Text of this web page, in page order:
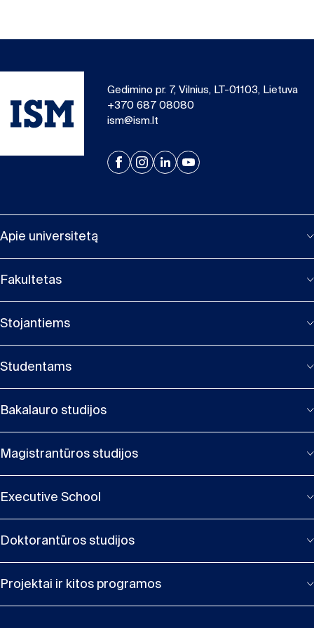
Gedimino pr. 7, Vilnius, LT-01103, Lietuva
+370 687 08080
ism@ism.lt
Apie universitetą
Fakultetas
Stojantiems
Studentams
Bakalauro studijos
Magistrantūros studijos
Executive School
Doktorantūros studijos
Projektai ir kitos programos